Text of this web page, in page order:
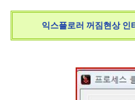
익스플로러 꺼짐현상 인